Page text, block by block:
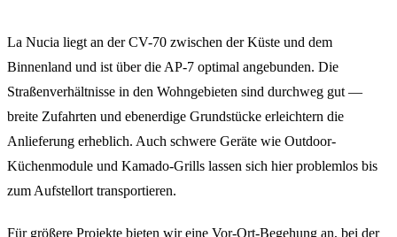
La Nucia liegt an der CV-70 zwischen der Küste und dem
Binnenland und ist über die AP-7 optimal angebunden. Die
Straßenverhältnisse in den Wohngebieten sind durchweg gut —
breite Zufahrten und ebenerdige Grundstücke erleichtern die
Anlieferung erheblich. Auch schwere Geräte wie Outdoor-
Küchenmodule und Kamado-Grills lassen sich hier problemlos bis
zum Aufstellort transportieren.
Für größere Projekte bieten wir eine Vor-Ort-Begehung an, bei der